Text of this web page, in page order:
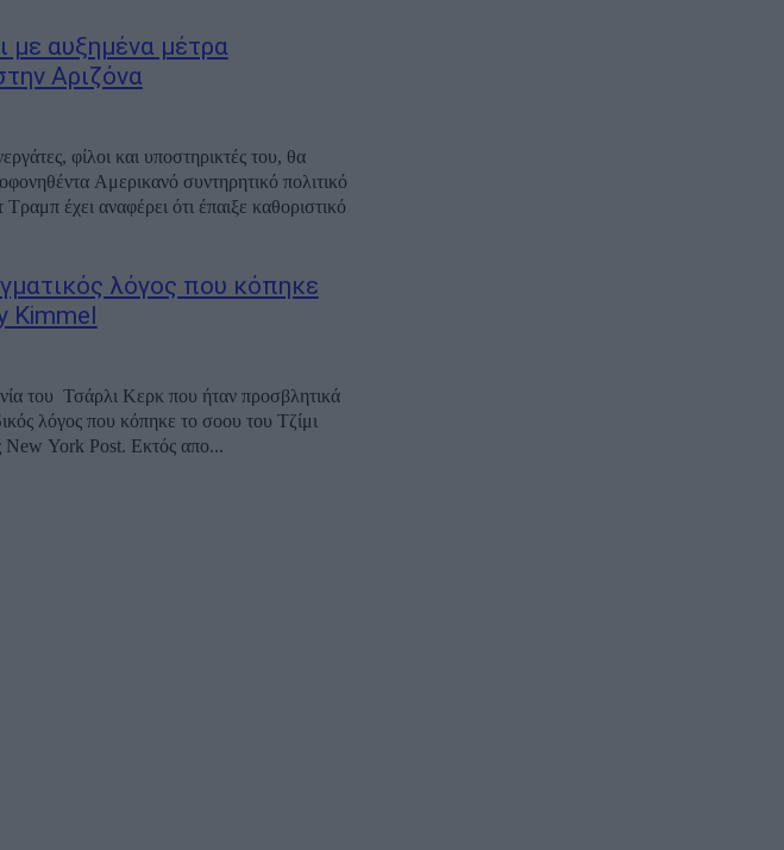
με αυξημένα μέτρα
Αριζόνα
φίλοι και υποστηρικτές του, θα
Αμερικανό συντηρητικό πολιτικό
έχει αναφέρει ότι έπαιξε καθοριστικό
λόγος που κόπηκε
Kimmel
του Τσάρλι Κερκ που ήταν προσβλητικά
λόγος που κόπηκε το σοου του Τζίμι
New York Post. Εκτός απο...